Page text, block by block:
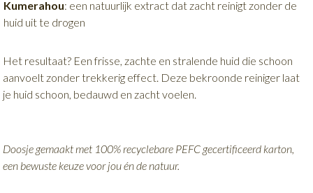
Kumerahou: een natuurlijk extract dat zacht reinigt zonder de
huid uit te drogen
Het resultaat? Een frisse, zachte en stralende huid die schoon
aanvoelt zonder trekkerig effect. Deze bekroonde reiniger laat
je huid schoon, bedauwd en zacht voelen.
Doosje gemaakt met 100% recyclebare PEFC gecertificeerd karton,
een bewuste keuze voor jou én de natuur.